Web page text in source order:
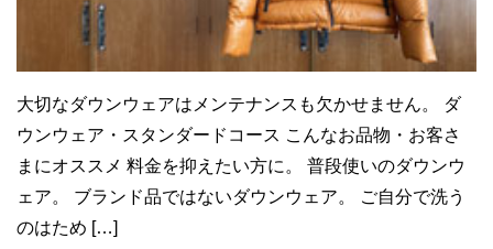
大切なダウンウェアはメンテナンスも欠かせません。 ダ
ウンウェア・スタンダードコース こんなお品物・お客さ
まにオススメ 料金を抑えたい方に。 普段使いのダウンウ
ェア。 ブランド品ではないダウンウェア。 ご自分で洗う
のはため […]